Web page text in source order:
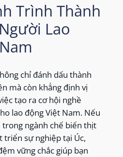
Trình Thành
Lao
chỉ đánh dấu thành
mà còn khẳng định vị
tạo ra cơ hội nghề
lao động Việt Nam. Nếu
ngành chế biến thịt
triển sự nghiệp tại Úc,
vững chắc giúp bạn